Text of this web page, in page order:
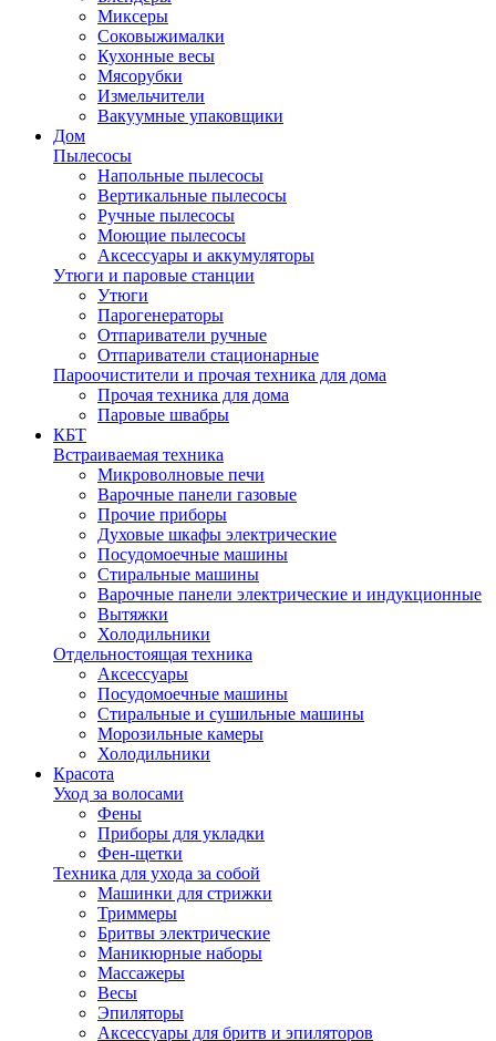
Миксеры
Соковыжималки
Кухонные весы
Мясорубки
Измельчители
Вакуумные упаковщики
Дом
Пылесосы
Напольные пылесосы
Вертикальные пылесосы
Ручные пылесосы
Моющие пылесосы
Аксессуары и аккумуляторы
Утюги и паровые станции
Утюги
Парогенераторы
Отпариватели ручные
Отпариватели стационарные
Пароочистители и прочая техника для дома
Прочая техника для дома
Паровые швабры
КБТ
Встраиваемая техника
Микроволновые печи
Варочные панели газовые
Прочие приборы
Духовые шкафы электрические
Посудомоечные машины
Стиральные машины
Варочные панели электрические и индукционные
Вытяжки
Холодильники
Отдельностоящая техника
Аксессуары
Посудомоечные машины
Стиральные и сушильные машины
Морозильные камеры
Холодильники
Красота
Уход за волосами
Фены
Приборы для укладки
Фен-щетки
Техника для ухода за собой
Машинки для стрижки
Триммеры
Бритвы электрические
Маникюрные наборы
Массажеры
Весы
Эпиляторы
Аксессуары для бритв и эпиляторов